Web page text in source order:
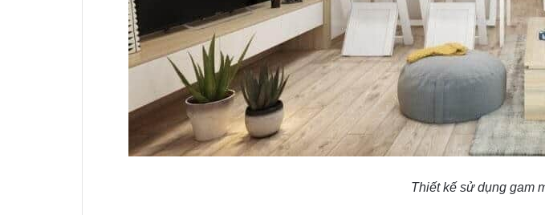
Thiết kế sử dụng gam